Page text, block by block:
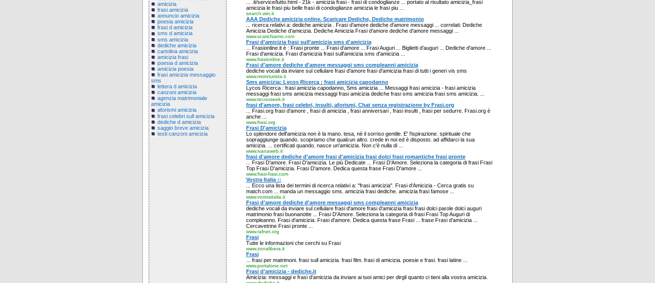
amicizia
frasi amicizia
annuncio amicizia
poesia amicizia
frasi d amicizia
sms d amicizia
sms amicizia
dediche amicizia
cartolina amicizia
amicizia frasi
poesia d amicizia
amicizia poesia
frasi amicizia messaggio
sms
lettera d amicizia
canzoni amicizia
agenzia matrimoniale
amicizia
aforismi amicizia
frasi celebri sull amicizia
dediche d amicizia
saggio breve amicizia
testi canzoni amicizia
... .it/service/lutto.html - 21k - amicizia frasi - frasi di condoglianze ... portato al risultato amicizia_frasi
amicizia le frasi piu belle frasi di condoglianze amicizia le frasi piu ...
search.win.it
AAA Dediche amicizia online. Scaricare Dediche, Dediche matrimonio
... ricerca relativi a: dediche amicizia . Frasi d'amore dediche d'amore messaggi ... correlati: Dediche
Amicizia Dediche d'amicizia. Dediche Amicizia Frasi d'amore dediche d'amore messaggi ...
www.scarichiamo.com
Frasi d'amicizia frasi sull'amicizia sms d'amicizia
... Frasionline.it è : Frasi pronte ... Frasi d'amore ... Frasi Auguri ... Biglietti d'auguri ... Dediche d'amore ...
Frasi d'amicizia. Frasi d'amicizia frasi sull'amicizia sms d'amicizia ...
www.frasionline.it
Frasi d'amore dediche d'amore messaggi sms compleanni amicizia
dediche vocali da inviare sul cellulare frasi d'amore frasi d'amicizia frasi di tutti i generi vis sms
www.mototurista.it
Sms amicizia: Lycos Ricerca : frasi amicizia capodanno
Lycos Ricerca : frasi amicizia capodanno, Sms amicizia ... Messaggi frasi amicizia - frasi amicizia
messaggi frasi sms amicizia messaggi frasi amicizia dediche frasi sms amicizia frasi sms amicizia. ...
www.tecnoseek.it
frasi d'amore, frasi celebri, insulti, aforismi, Chat senza registrazione by Frasi.org
... Frasi.org frasi d'amore , frasi di amicizia , frasi anniversari , frasi insulti , frasi per sedurre. Frasi.org è
anche ...
www.frasi.org
Frasi D'amicizia
Lo splendore dell'amicizia non è la mano. tesa, nè il sorriso gentile. E' l'ispirazione. spirituale che
sopraggiunge quando. scopriamo che qualcun altro. crede in noi ed è disposto. ad affidarci la sua
amicizia. ... certificati quando. nasce un'amicizia. Non c'è nulla di ...
www.ivanaweb.it
frasi d'amore dediche d'amore frasi d'amicizia frasi dolci frasi romantiche frasi pronte
... Frasi D'amore. Frasi D'amicizia. Le più Dedicate ... Frasi D'Amore. Seleziona la categoria di frasi Frasi
Top Frasi D'amicizia. Frasi D'amore. Dedica questa frase Frasi D'amore ...
www.frasi-frasi.com
Vostra Italia ::
... Ecco una lista dei termini di ricerca relativi a: "frasi amicizia". Frasi d'Amicizia - Cerca gratis su
match.com ... manda un messaggio sms. amicizia frasi dediche. amicizia frasi famose ...
www.vostraitalia.it
Frasi d'amore dediche d'amore messaggi sms compleanni amicizia
dediche vocali da inviare sul cellulare frasi d'amore frasi d'amicizia frasi frasi dolci parole dolci auguri
matrimonio frasi buonanotte ... Frasi D'Amore. Seleziona la categoria di frasi Frasi Top Auguri di
compleanno. Frasi d'amicizia. Frasi d'amore. Dedica questa frase Frasi ... frase Frasi d'amicizia ...
Cercavetrine Frasi pronte ...
www.rafnet.org
Frasi
Tutte le informazioni che cerchi su Frasi
www.zonalibera.it
Frasi
... frasi per matrimoni. frasi sull amicizia. frasi film. frasi di amicizia. poesie e frasi. frasi latine ...
www.portalone.net
Frasi d'amicizia - dediche.it
Amicizia: messaggi e frasi d'amicizia da inviare ai tuoi amici per dirgli quanto ci tieni alla vostra amicizia.